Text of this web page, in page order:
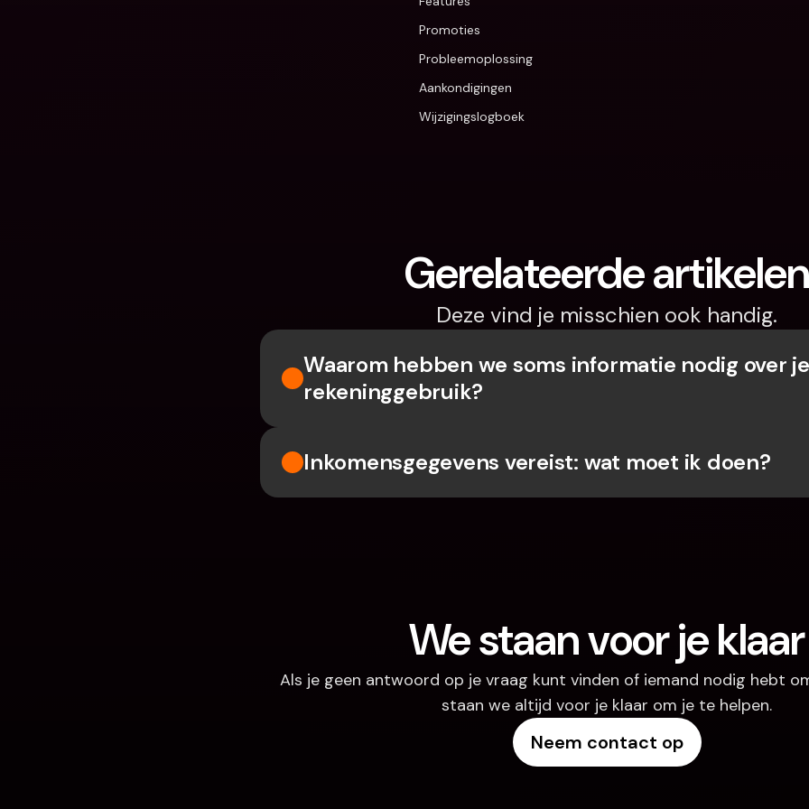
Promoties
Probleemoplossing
Aankondigingen
Wijzigingslogboek
Gerelateerde
Deze vind je misschien ook handig.
Waarom hebben we soms informatie nodig over je
rekeninggebruik?
Inkomensgegevens vereist: wat moet ik doen?
We staan voor je klaar
Als je geen antwoord op je vraag kunt vinden of iemand nodig hebt
staan we altijd voor je klaar om je te helpen.
Neem contact op